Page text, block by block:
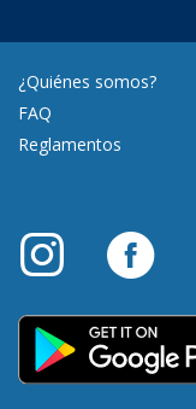
¿Quiénes somos?
FAQ
Reglamentos